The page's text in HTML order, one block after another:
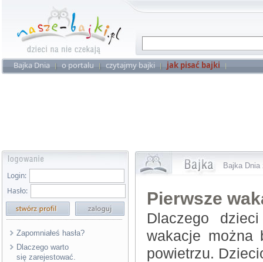
Bajka Dnia o portalu czytajmy bajki jak pisać bajki
Login:
Hasło:
Zapomniałeś hasła?
Dlaczego warto
się zarejestować.
Bajka Dnia
Pierwsze
Dlaczego
wakacje można
powietrzu.